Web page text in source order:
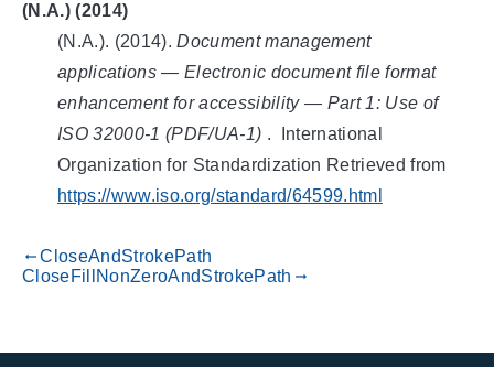
(N.A.) (2014)
(N.A.). (2014).Document management
applications — Electronic document file format
enhancement for accessibility — Part 1: Use of
ISO 32000-1 (PDF/UA-1) .
International
Organization for Standardization Retrieved from
https://www.iso.org/standard/64599.html
gdoc_arrow_left_altCloseAndStrokePath
CloseFillNonZeroAndStrokePath gdoc_arrow_right_alt